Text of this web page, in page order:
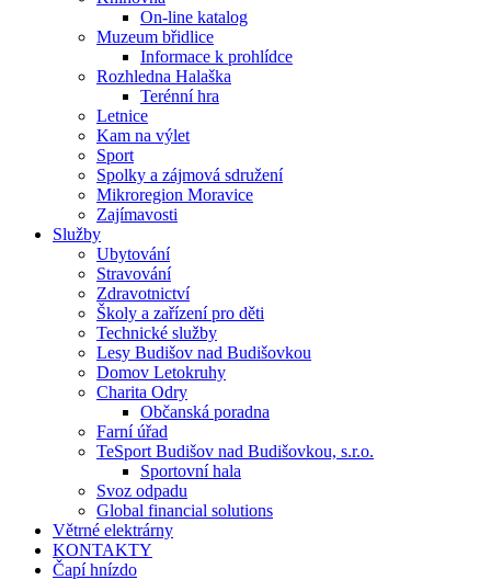
On-line katalog
Muzeum břidlice
Informace k prohlídce
Rozhledna Halaška
Terénní hra
Letnice
Kam na výlet
Sport
Spolky a zájmová sdružení
Mikroregion Moravice
Zajímavosti
Služby
Ubytování
Stravování
Zdravotnictví
Školy a zařízení pro děti
Technické služby
Lesy Budišov nad Budišovkou
Domov Letokruhy
Charita Odry
Občanská poradna
Farní úřad
TeSport Budišov nad Budišovkou, s.r.o.
Sportovní hala
Svoz odpadu
Global financial solutions
Větrné elektrárny
KONTAKTY
Čapí hnízdo